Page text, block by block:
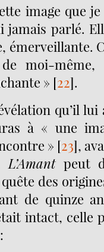
image que
jamais parlé.
émerveillante.
moi-
» [22].
qu’il
à « une
» [23],
L’Amantpeut
des
de quinze
intact, celle